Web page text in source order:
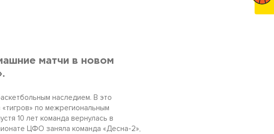
матчи в новом
наследием. В это
по межрегиональным
10 лет команда вернулась в
ЦФО заняла команда «Десна-2»,